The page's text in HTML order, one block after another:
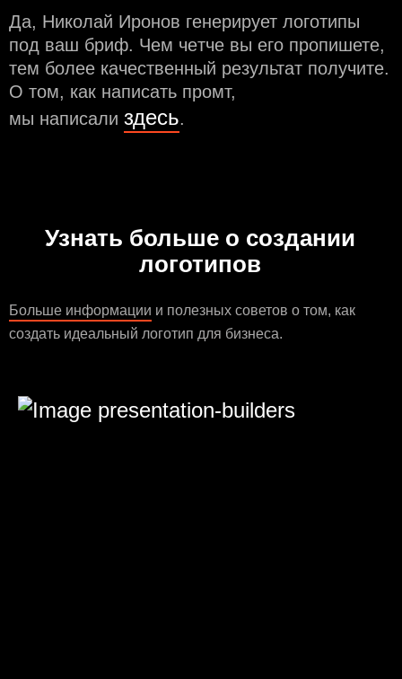
Да, Николай Иронов генерирует логотипы
под ваш бриф. Чем чeтче вы его пропишете,
тем более качественный результат получите.
О том, как написать промт,
мы написали здесь.
Узнать больше о создании
логотипов
Больше информации и полезных советов о том, как
создать идеальный логотип для бизнеса.